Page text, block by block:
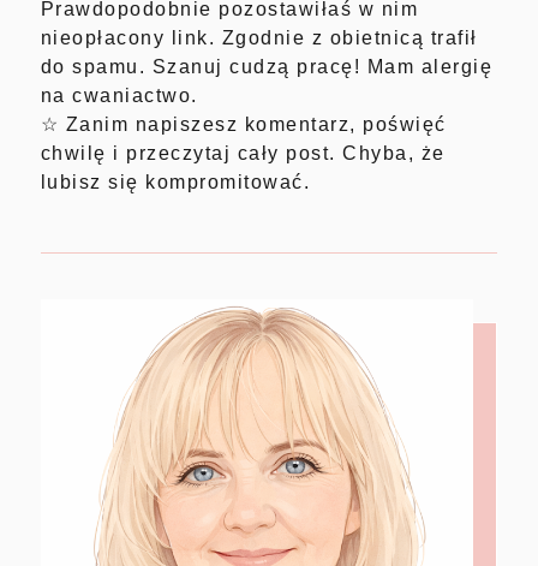
Prawdopodobnie pozostawiłaś w nim
nieopłacony link. Zgodnie z obietnicą trafił
do spamu. Szanuj cudzą pracę! Mam alergię
na cwaniactwo.
☆ Zanim napiszesz komentarz, poświęć
chwilę i przeczytaj cały post. Chyba, że
lubisz się kompromitować.